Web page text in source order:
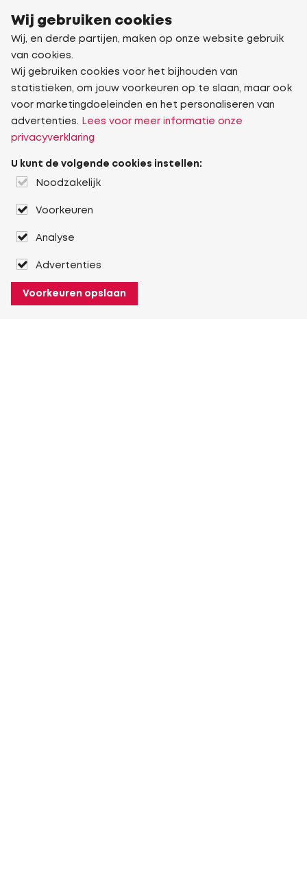
Wij gebruiken cookies
Wij, en derde partijen, maken op onze website gebruik
van cookies.
Wij gebruiken cookies voor het bijhouden van
statistieken, om jouw voorkeuren op te slaan, maar ook
voor marketingdoeleinden en het personaliseren van
advertenties.
Lees voor meer informatie onze
privacyverklaring
U kunt de volgende cookies instellen:
Noodzakelijk
Voorkeuren
Analyse
Advertenties
Voorkeuren opslaan